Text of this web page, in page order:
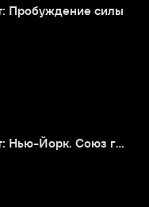
Пробуждение силы
Леди Баг и Супер-Кот: Нью-Йорк. Союз героев